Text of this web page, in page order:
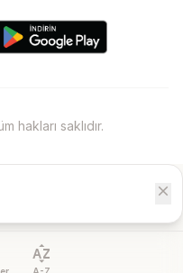
hakları saklıdır.
close
sort_by_alpha
A-Z